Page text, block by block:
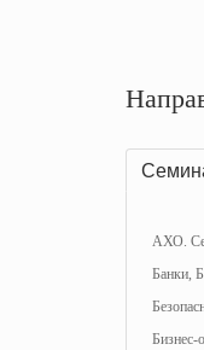
АХО.
Банки,
Бизнес-